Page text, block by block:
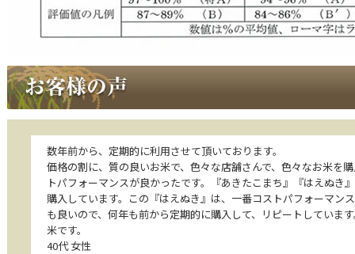
数年前から、定期的に利用させて頂いております。
価格の割に、質の良いお米で、色々な店舗さんで、色々なお米を
トパフォーマンスが良かったです。『あきたこまち』『はえぬき
購入しています。この『はえぬき』は、一番コストパフォーマン
も良いので、何年も前から定期的に購入して、リピートしていま
米です。
40代 女性